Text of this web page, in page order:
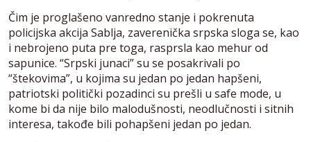
Čim je proglašeno vanredno stanje i pokrenuta
policijska akcija Sablja, zaverenička srpska sloga se, kao
i nebrojeno puta pre toga, rasprsla kao mehur od
sapunice. “Srpski junaci” su se posakrivali po
“štekovima”, u kojima su jedan po jedan hapšeni,
patriotski politički pozadinci su prešli u safe mode, u
kome bi da nije bilo malodušnosti, neodlučnosti i sitnih
interesa, takođe bili pohapšeni jedan po jedan.